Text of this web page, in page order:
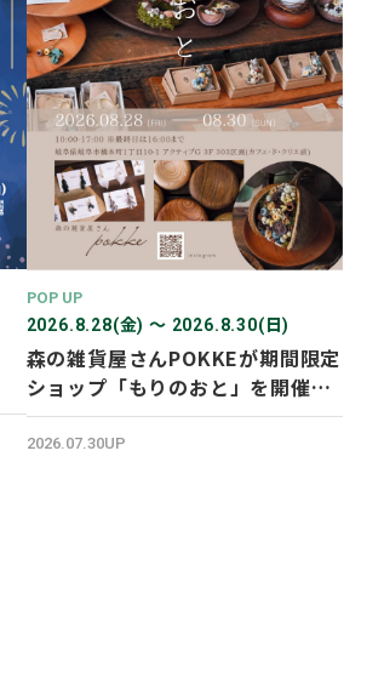
POP UP
2026.8.28(金) 〜 2026.8.30(日)
森の雑貨屋さんPOKKEが期間限定
ショップ「もりのおと」を開催し
ます！
2026.07.30UP